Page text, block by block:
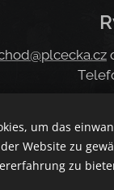
Cookies
Sprachen
um das
Website zu
zu